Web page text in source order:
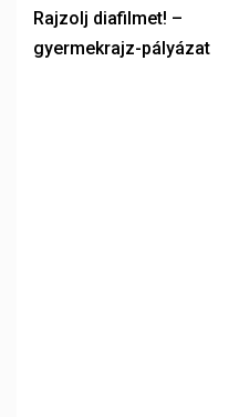
Rajzolj diafilmet! –
gyermekrajz-pályázat